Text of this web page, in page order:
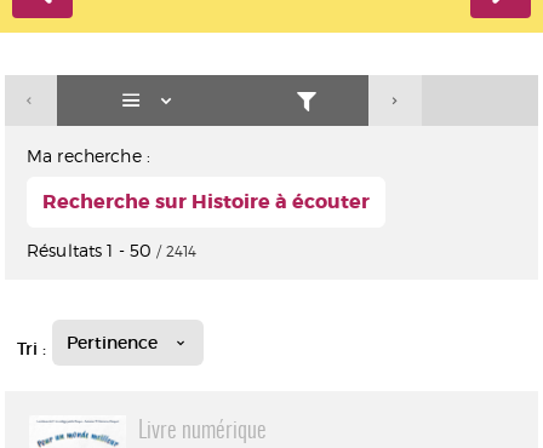
Ma recherche :
Recherche sur Histoire à écouter
Résultats1 - 50 / 2414
Tri : Pertinence
Livre numérique